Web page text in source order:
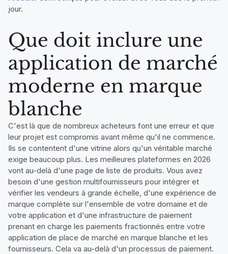
jour.
Que doit inclure une
application de marché
moderne en marque
blanche
C'est là que de nombreux acheteurs font une erreur et que
leur projet est compromis avant même qu'il ne commence.
Ils se contentent d'une vitrine alors qu'un véritable marché
exige beaucoup plus. Les meilleures plateformes en 2026
vont au-delà d'une page de liste de produits. Vous avez
besoin d'une gestion multifournisseurs pour intégrer et
vérifier les vendeurs à grande échelle, d'une expérience de
marque complète sur l'ensemble de votre domaine et de
votre application et d'une infrastructure de paiement
prenant en charge les paiements fractionnés entre votre
application de place de marché en marque blanche et les
fournisseurs. Cela va au-delà d'un processus de paiement.